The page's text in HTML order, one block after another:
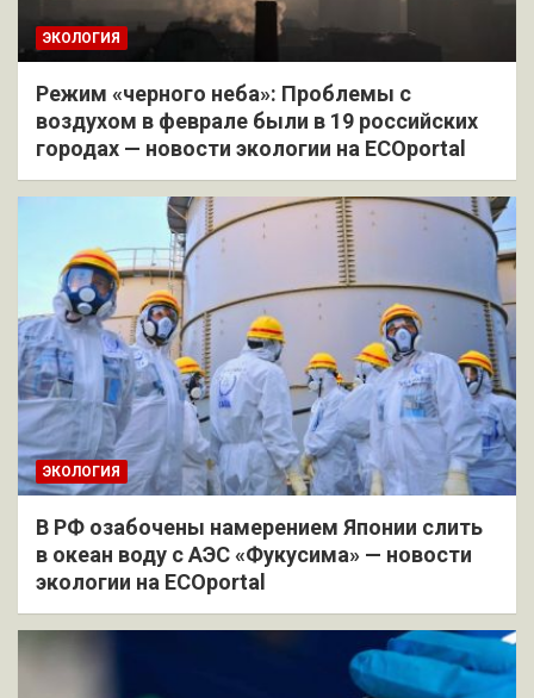
ЭКОЛОГИЯ
Режим «черного неба»: Проблемы с
воздухом в феврале были в 19 российских
городах — новости экологии на ECOportal
ЭКОЛОГИЯ
В РФ озабочены намерением Японии слить
в океан воду с АЭС «Фукусима» — новости
экологии на ECOportal